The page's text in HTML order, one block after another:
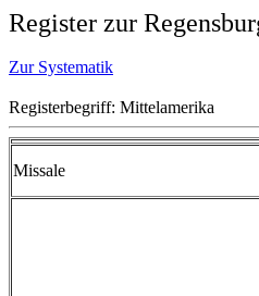
Register zur
Zur Systematik
Registerbegriff: Mittelamerika
Missale